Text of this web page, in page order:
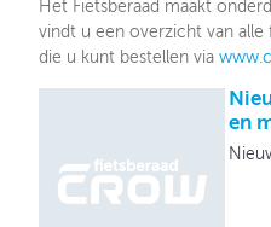
Het Fietsberaad maakt
vindt u een overzicht van
die u kunt bestellen via
en